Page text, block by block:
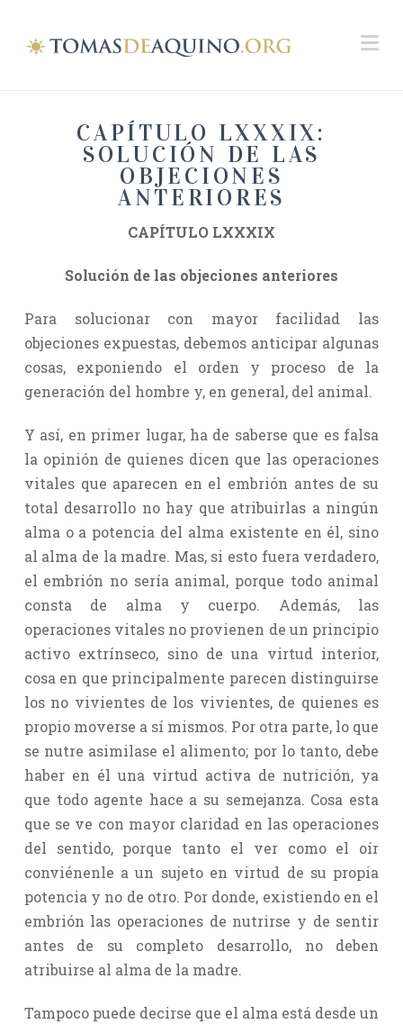
CAPÍTULO LXXXIX:
SOLUCIÓN DE LAS
OBJECIONES
ANTERIORES
CAPÍTULO LXXXIX
Solución de las objeciones anteriores
Para solucionar con mayor facilidad las
objeciones expuestas, debemos anticipar algunas
cosas, exponiendo el orden y proceso de la
generación del hombre y, en general, del animal.
Y así, en primer lugar, ha de saberse que es falsa
la opinión de quienes dicen que las operaciones
vitales que aparecen en el embrión antes de su
total desarrollo no hay que atribuirlas a ningún
alma o a potencia del alma existente en él, sino
al alma de la madre. Mas, si esto fuera verdadero,
el embrión no sería animal, porque todo animal
consta de alma y cuerpo. Además, las
operaciones vitales no provienen de un principio
activo extrínseco, sino de una virtud interior,
cosa en que principalmente parecen distinguirse
los no vivientes de los vivientes, de quienes es
propio moverse a sí mismos. Por otra parte, lo que
se nutre asimilase el alimento; por lo tanto, debe
haber en él una virtud activa de nutrición, ya
que todo agente hace a su semejanza. Cosa esta
que se ve con mayor claridad en las operaciones
del sentido, porque tanto el ver como el oír
conviénenle a un sujeto en virtud de su propia
potencia y no de otro. Por donde, existiendo en el
embrión las operaciones de nutrirse y de sentir
antes de su completo desarrollo, no deben
atribuirse al alma de la madre.
Tampoco puede decirse que el alma está desde un